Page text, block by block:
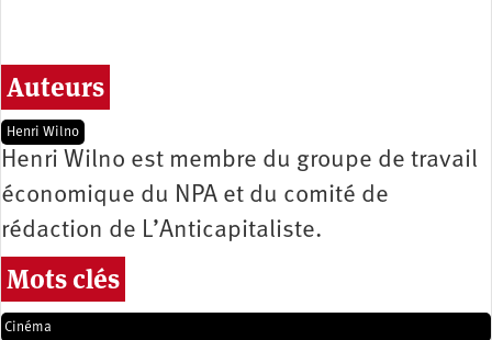
Auteurs
Henri Wilno
Henri Wilno est membre du groupe de travail
économique du NPA et du comité de
rédaction de L’Anticapitaliste.
Mots clés
Cinéma